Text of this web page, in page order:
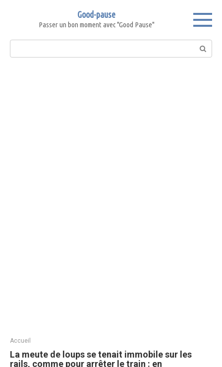
Good-pause
Passer un bon moment avec "Good Pause"
Search:
Accueil
La meute de loups se tenait immobile sur les
rails, comme pour arrêter le train : en